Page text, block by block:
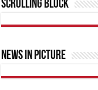
Scrolling Block
News In Picture